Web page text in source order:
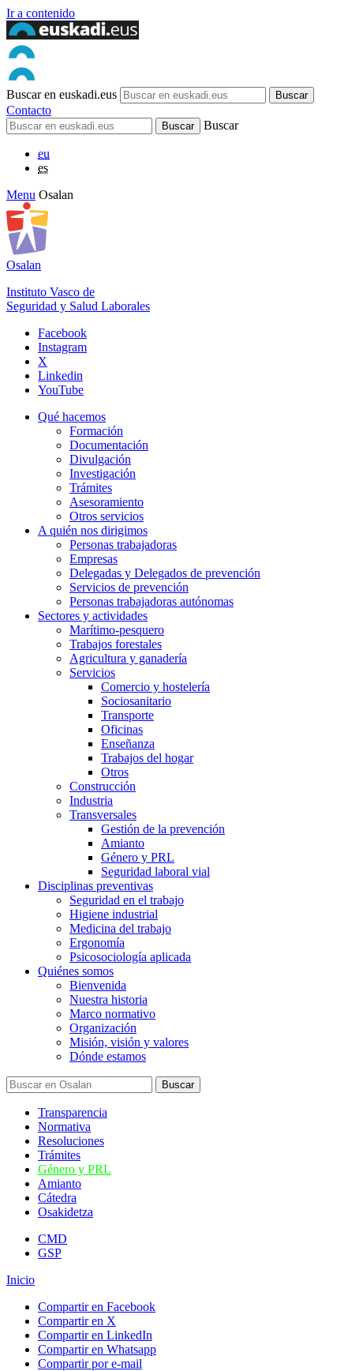
Ir a contenido
Buscar en euskadi.eus
Contacto
Buscar
eu
es
Menu Osalan
Osalan
Instituto Vasco de
Seguridad y Salud Laborales
Facebook
Instagram
X
Linkedin
YouTube
Qué hacemos
Formación
Documentación
Divulgación
Investigación
Trámites
Asesoramiento
Otros servicios
A quién nos dirigimos
Personas trabajadoras
Empresas
Delegadas y Delegados de prevención
Servicios de prevención
Personas trabajadoras autónomas
Sectores y actividades
Marítimo-pesquero
Trabajos forestales
Agricultura y ganadería
Servicios
Comercio y hostelería
Sociosanitario
Transporte
Oficinas
Enseñanza
Trabajos del hogar
Otros
Construcción
Industria
Transversales
Gestión de la prevención
Amianto
Género y PRL
Seguridad laboral vial
Disciplinas preventivas
Seguridad en el trabajo
Higiene industrial
Medicina del trabajo
Ergonomía
Psicosociología aplicada
Quiénes somos
Bienvenida
Nuestra historia
Marco normativo
Organización
Misión, visión y valores
Dónde estamos
Transparencia
Normativa
Resoluciones
Trámites
Género y PRL
Amianto
Cátedra
Osakidetza
CMD
GSP
Inicio
Compartir en Facebook
Compartir en X
Compartir en LinkedIn
Compartir en Whatsapp
Compartir por e-mail